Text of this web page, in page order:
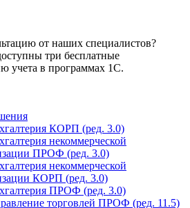
от наших специалистов?
три бесплатные
учета в программах 1С.
КОРП (ред. 3.0)
некоммерческой
ПРОФ (ред. 3.0)
некоммерческой
КОРП (ред. 3.0)
ПРОФ (ред. 3.0)
торговлей ПРОФ (ред. 11.5)